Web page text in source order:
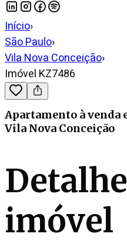
Início›
São Paulo›
Vila Nova Conceição›
Imóvel KZ7486
Apartamento à venda
Vila Nova Conceição
imóvel